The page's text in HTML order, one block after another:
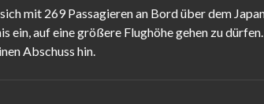
mit 269 Passagieren an Bord über dem
auf eine größere Flughöhe gehen zu
Abschuss hin.